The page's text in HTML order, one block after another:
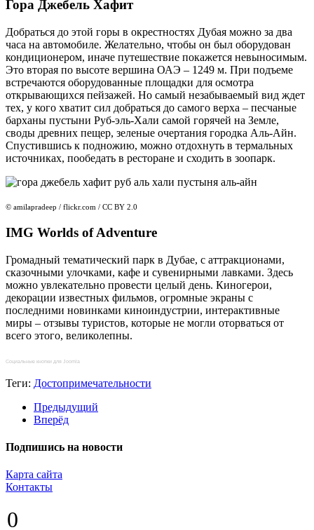
Гора Джебель Хафит
Добраться до этой горы в окрестностях Дубая можно за два
часа на автомобиле. Желательно, чтобы он был оборудован
кондиционером, иначе путешествие покажется невыносимым.
Это вторая по высоте вершина ОАЭ – 1249 м. При подъеме
встречаются оборудованные площадки для осмотра
открывающихся пейзажей. Но самый незабываемый вид ждет
тех, у кого хватит сил добраться до самого верха – песчаные
барханы пустыни Руб-эль-Хали самой горячей на Земле,
своды древних пещер, зеленые очертания городка Аль-Айн.
Спустившись к подножию, можно отдохнуть в термальных
источниках, пообедать в ресторане и сходить в зоопарк.
© amilapradeep / flickr.com / CC BY 2.0
IMG Worlds of Adventure
Громадный тематический парк в Дубае, с аттракционами,
сказочными улочками, кафе и сувенирными лавками. Здесь
можно увлекательно провести целый день. Киногерои,
декорации известных фильмов, огромные экраны с
последними новинками киноиндустрии, интерактивные
миры – отзывы туристов, которые не могли оторваться от
всего этого, великолепны.
0
Социальные кнопки для Joomla
Теги: Достопримечательности
Предыдущий
Вперёд
Подпишись на новости
Карта сайта
Контакты